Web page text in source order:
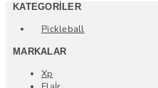
KATEGORILER
Pickleball
MARKALAR
Xp